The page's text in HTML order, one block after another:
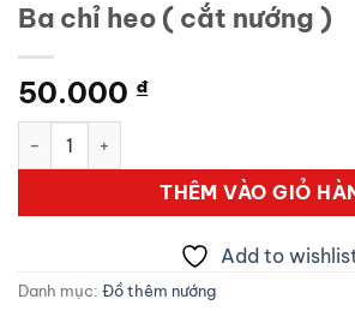
Ba chỉ heo ( cắt nướng )
50.000 ₫
Ba chỉ heo ( cắt nướng ) số lượng
THÊM VÀO GIỎ
Add to
Danh mục: Đồ thêm nướng